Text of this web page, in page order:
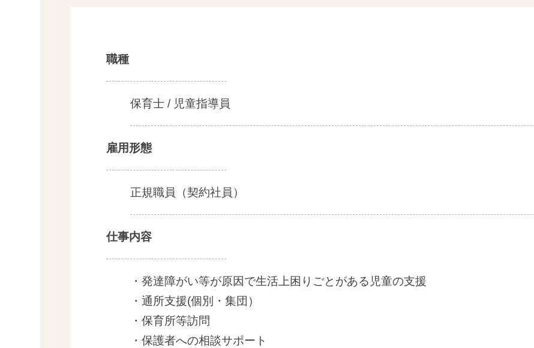
職種
保育士 / 児童指導員
雇用形態
正規職員（契約社員）
仕事内容
・発達障がい等が原因で生活上困りごとがある児童の支援
・通所支援(個別・集団）
・保育所等訪問
・保護者への相談サポート